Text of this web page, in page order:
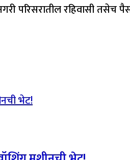
परिसरातील रहिवासी तसेच